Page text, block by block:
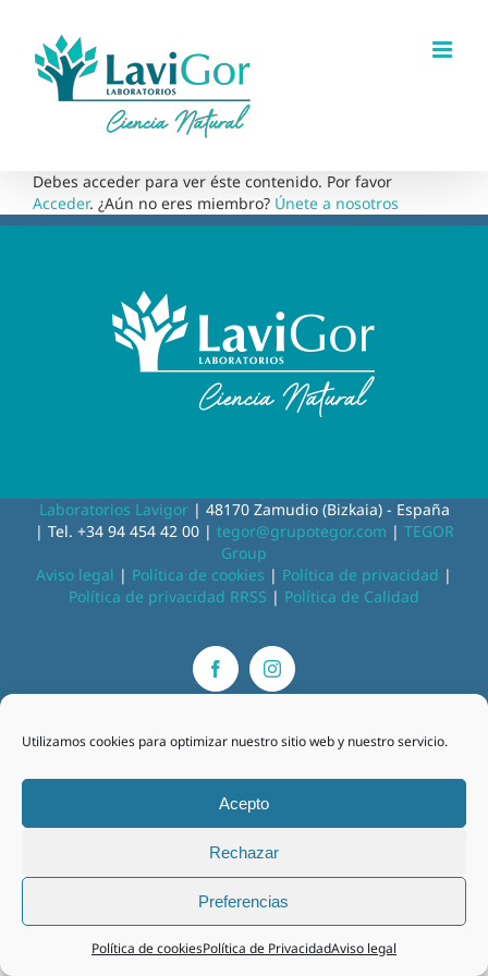
Utilizamos cookies para optimizar nuestro sitio web y nuestro servicio.
Acepto
Rechazar
Preferencias
Política de cookiesPolítica de PrivacidadAviso legal
contenido
Debes acceder para ver éste contenido. Por favor
Acceder. ¿Aún no eres miembro? Únete a nosotros
Laboratorios Lavigor | 48170 Zamudio (Bizkaia) - España
| Tel. +34 94 454 42 00 | tegor@grupotegor.com | TEGOR
Group
Aviso legal | Política de cookies | Política de privacidad |
Política de privacidad RRSS | Política de Calidad
FacebookInstagram